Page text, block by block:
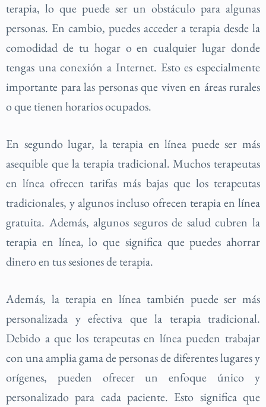
terapia, lo que puede ser un obstáculo para algunas
personas. En cambio, puedes acceder a terapia desde la
comodidad de tu hogar o en cualquier lugar donde
tengas una conexión a Internet. Esto es especialmente
importante para las personas que viven en áreas rurales
o que tienen horarios ocupados.
En segundo lugar, la terapia en línea puede ser más
asequible que la terapia tradicional. Muchos terapeutas
en línea ofrecen tarifas más bajas que los terapeutas
tradicionales, y algunos incluso ofrecen terapia en línea
gratuita. Además, algunos seguros de salud cubren la
terapia en línea, lo que significa que puedes ahorrar
dinero en tus sesiones de terapia.
Además, la terapia en línea también puede ser más
personalizada y efectiva que la terapia tradicional.
Debido a que los terapeutas en línea pueden trabajar
con una amplia gama de personas de diferentes lugares y
orígenes, pueden ofrecer un enfoque único y
personalizado para cada paciente. Esto significa que